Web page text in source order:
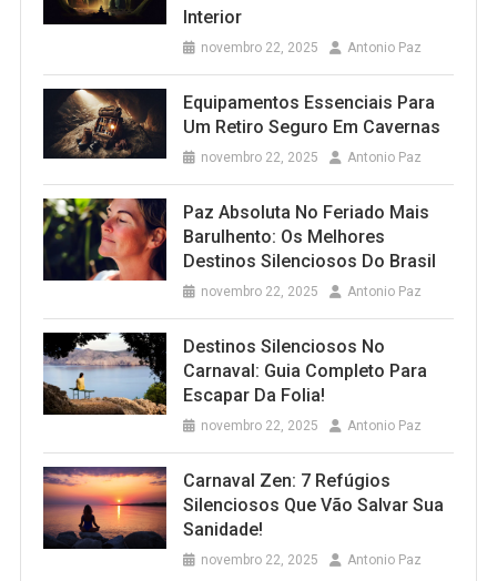
Interior
novembro 22, 2025 Antonio Paz
Equipamentos Essenciais Para
Um Retiro Seguro Em Cavernas
novembro 22, 2025 Antonio Paz
Paz Absoluta No Feriado Mais
Barulhento: Os Melhores
Destinos Silenciosos Do Brasil
novembro 22, 2025 Antonio Paz
Destinos Silenciosos No
Carnaval: Guia Completo Para
Escapar Da Folia!
novembro 22, 2025 Antonio Paz
Carnaval Zen: 7 Refúgios
Silenciosos Que Vão Salvar Sua
Sanidade!
novembro 22, 2025 Antonio Paz